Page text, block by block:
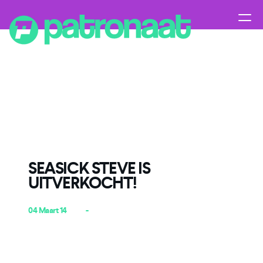
SEASICK STEVE IS
UITVERKOCHT!
04 Maart 14 -